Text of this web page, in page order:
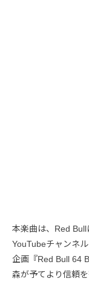
本楽曲は、Red Bull
YouTubeチャンネ
企画『Red Bull 64
森が予てより信頼